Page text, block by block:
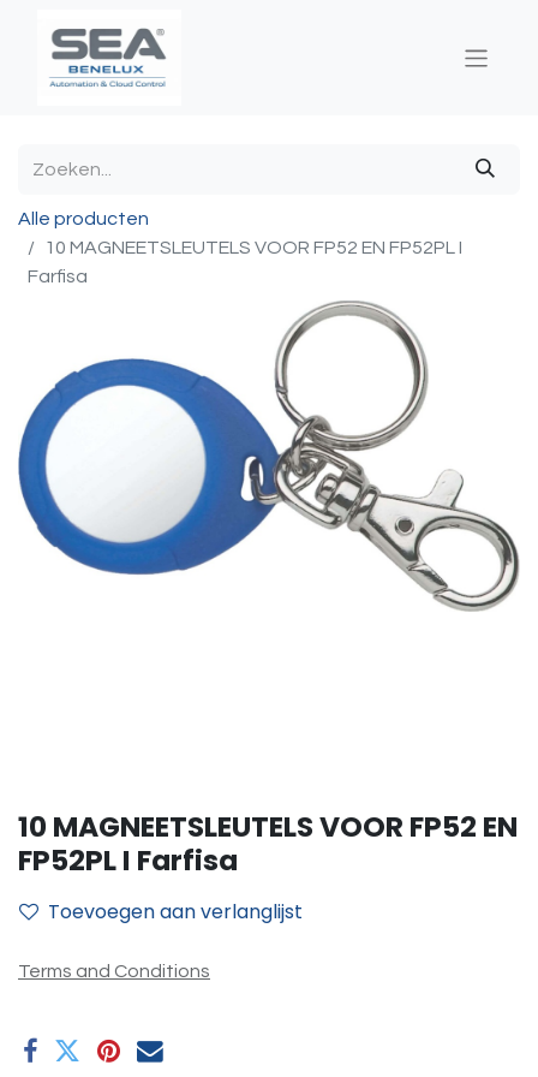
Alle producten
10 MAGNEETSLEUTELS VOOR FP52 EN FP52PL I
Farfisa
10 MAGNEETSLEUTELS VOOR FP52 EN
FP52PL I Farfisa
Toevoegen aan verlanglijst
Terms and Conditions